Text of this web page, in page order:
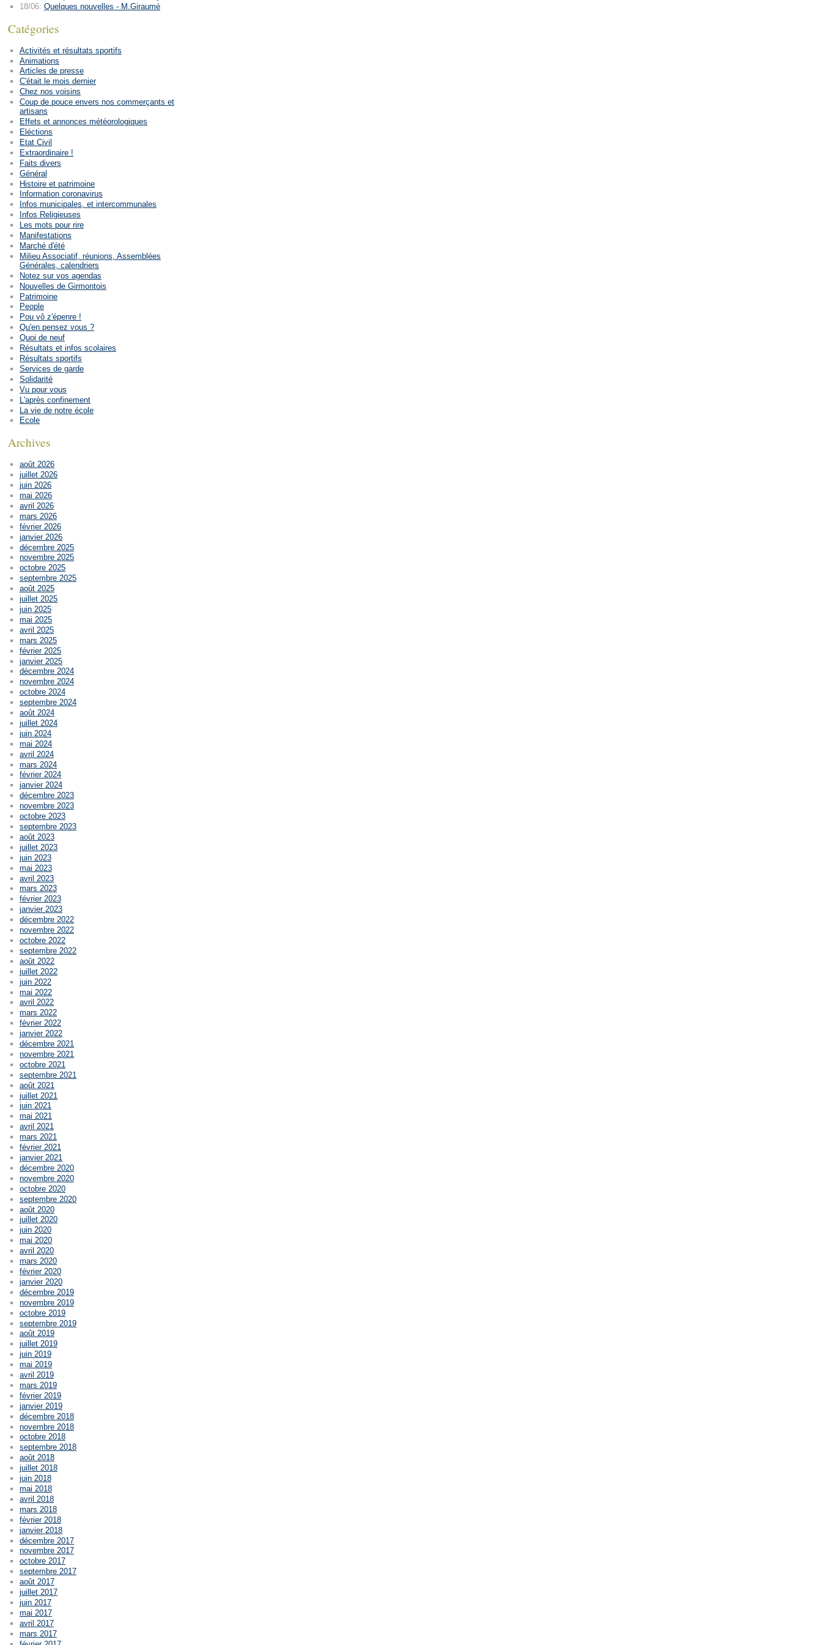
18/06: Quelques nouvelles - M.Giraumé
Catégories
Activités et résultats sportifs
Animations
Articles de presse
C'était le mois dernier
Chez nos voisins
Coup de pouce envers nos commerçants et
artisans
Effets et annonces météorologiques
Eléctions
Etat Civil
Extraordinaire !
Faits divers
Général
Histoire et patrimoine
Information coronavirus
Infos municipales, et intercommunales
Infos Religieuses
Les mots pour rire
Manifestations
Marché d'été
Milieu Associatif, réunions, Assemblées
Générales, calendriers
Notez sur vos agendas
Nouvelles de Girmontois
Patrimoine
People
Pou vô z'épenre !
Qu'en pensez vous ?
Quoi de neuf
Résultats et infos scolaires
Résultats sportifs
Services de garde
Solidarité
Vu pour vous
L'après confinement
La vie de notre école
Ecole
Archives
août 2026
juillet 2026
juin 2026
mai 2026
avril 2026
mars 2026
février 2026
janvier 2026
décembre 2025
novembre 2025
octobre 2025
septembre 2025
août 2025
juillet 2025
juin 2025
mai 2025
avril 2025
mars 2025
février 2025
janvier 2025
décembre 2024
novembre 2024
octobre 2024
septembre 2024
août 2024
juillet 2024
juin 2024
mai 2024
avril 2024
mars 2024
février 2024
janvier 2024
décembre 2023
novembre 2023
octobre 2023
septembre 2023
août 2023
juillet 2023
juin 2023
mai 2023
avril 2023
mars 2023
février 2023
janvier 2023
décembre 2022
novembre 2022
octobre 2022
septembre 2022
août 2022
juillet 2022
juin 2022
mai 2022
avril 2022
mars 2022
février 2022
janvier 2022
décembre 2021
novembre 2021
octobre 2021
septembre 2021
août 2021
juillet 2021
juin 2021
mai 2021
avril 2021
mars 2021
février 2021
janvier 2021
décembre 2020
novembre 2020
octobre 2020
septembre 2020
août 2020
juillet 2020
juin 2020
mai 2020
avril 2020
mars 2020
février 2020
janvier 2020
décembre 2019
novembre 2019
octobre 2019
septembre 2019
août 2019
juillet 2019
juin 2019
mai 2019
avril 2019
mars 2019
février 2019
janvier 2019
décembre 2018
novembre 2018
octobre 2018
septembre 2018
août 2018
juillet 2018
juin 2018
mai 2018
avril 2018
mars 2018
février 2018
janvier 2018
décembre 2017
novembre 2017
octobre 2017
septembre 2017
août 2017
juillet 2017
juin 2017
mai 2017
avril 2017
mars 2017